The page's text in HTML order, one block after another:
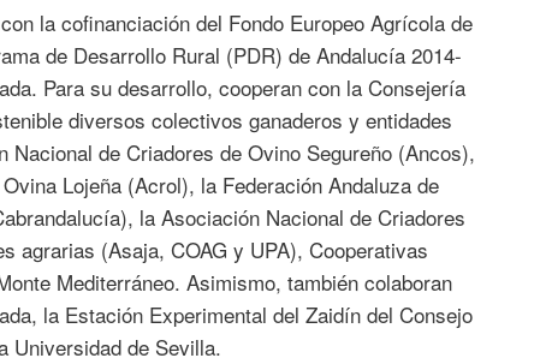
la cofinanciación del Fondo Europeo Agrícola de
de Desarrollo Rural (PDR) de Andalucía 2014-
Para su desarrollo, cooperan con la Consejería
diversos colectivos ganaderos y entidades
de Criadores de Ovino Segureño (Ancos),
Lojeña (Acrol), la Federación Andaluza de
la Asociación Nacional de Criadores
agrarias (Asaja, COAG y UPA), Cooperativas
Mediterráneo. Asimismo, también colaboran
la Estación Experimental del Zaidín del Consejo
Universidad de Sevilla.